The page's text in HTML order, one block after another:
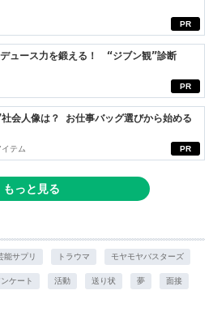
PR
PR
デュース力を鍛える！ “ジブン観”診断
PR
会人像は？ お仕事バッグ選びから始める
テム
もっと見る
能サプリ トラウマ モヤモヤバスターズ
ケート 活動 送り状 夢 面接